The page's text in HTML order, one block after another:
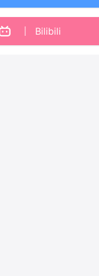
Bilibili